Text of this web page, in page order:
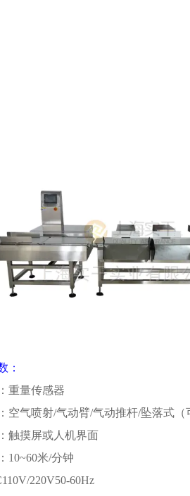
：
重量传感器
空气喷射/气动臂/气动推杆/坠落式（
触摸屏或人机界面
10~60米/分钟
220V50-60Hz